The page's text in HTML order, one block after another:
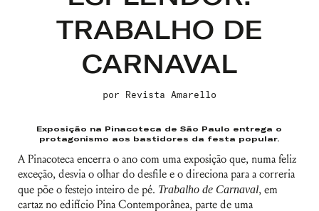
TRABALHO DE
CARNAVAL
por Revista Amarello
Exposição na Pinacoteca de São Paulo entrega o
protagonismo aos bastidores da festa popular.
A Pinacoteca encerra o ano com uma exposição que, numa feliz
exceção, desvia o olhar do desfile e o direciona para a correria
que põe o festejo inteiro de pé. Trabalho de Carnaval, em
cartaz no edifício Pina Contemporânea, parte de uma